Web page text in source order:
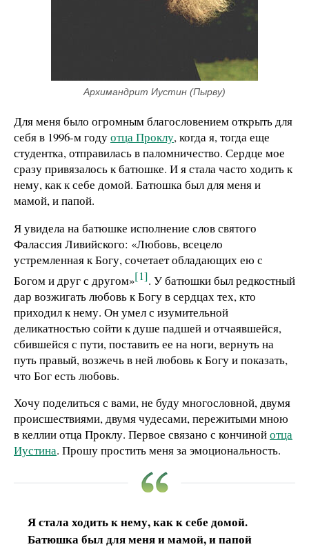
Архимандрит Иустин (Пырву)
Для меня было огромным благословением открыть для
себя в 1996-м годуотца Проклу, когда я, тогда еще
студентка, отправилась в паломничество. Сердце мое
сразу привязалось к батюшке. И я стала часто ходить к
нему, как к себе домой. Батюшка был для меня и
мамой, и папой.
Я увидела на батюшке исполнение слов святого
Фалассия Ливийского: «Любовь, всецело
устремленная к Богу, сочетает обладающих ею с
Богом и друг с другом»[1]. У батюшки был редкостный
дар возжигать любовь к Богу в сердцах тех, кто
приходил к нему. Он умел с изумительной
деликатностью сойти к душе падшей и отчаявшейся,
сбившейся с пути, поставить ее на ноги, вернуть на
путь правый, возжечь в ней любовь к Богу и показать,
что Бог есть любовь.
Хочу поделиться с вами, не буду многословной, двумя
происшествиями, двумя чудесами, пережитыми мною
в келлии отца Проклу. Первое связано с кончинойотца
Иустина. Прошу простить меня за эмоциональность.
Я стала ходить к нему, как к себе домой.
Батюшка был для меня и мамой, и папой